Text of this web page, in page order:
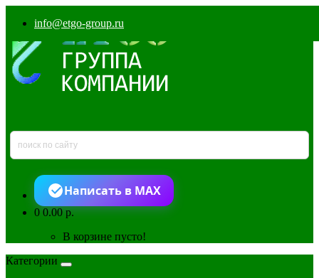
info@etgo-group.ru
Написать в MAX
00.00 р.
В корзине пусто!
Категории